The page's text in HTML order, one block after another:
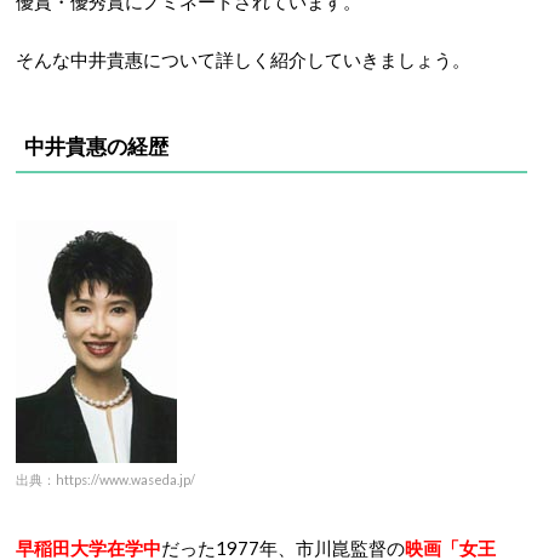
そんな中井貴惠について詳しく紹介していきましょう。
中井貴惠の経歴
出典：https://www.waseda.jp/
早稲田大学在学中だった1977年、市川崑監督の映画「女王